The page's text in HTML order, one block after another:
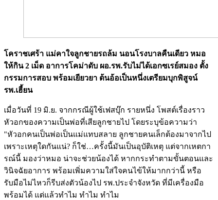
โคราชเศร้า แม่คาใจลูกชายรถล้ม นอนโรงบาลคืนเดียว หมอ
ให้กิน 2 เม็ด อาการโคม่าดับ ผอ.รพ.รับไม่ได้เอกซเรย์สมอง ตั้ง
กรรมการสอบ พร้อมเยียวยา ต้นอ้อเป็นหนึ่งเตรียมบุกพิสูจน์
รพ.เฮี้ยน
เมื่อวันที่ 19 มิ.ย. จากกรณีผู้ใช้เฟสบุ๊ก รายหนึ่ง โพสต์เรื่องราว
หัวอกของความเป็นพ่อที่เสียลูกชายไป โดยระบุข้อความว่า
"หัวอกคนเป็นพ่อเป็นแม่แทบสลาย ลูกชายคนเล็กต้องมาจากไป
เพราะเหตุใดกันแน่? ก็ใช่…ครั้งนี้มันเป็นอุบัติเหตุ แต่จากเหตกา
รณ์นี้ มองว่าหมอ น่าจะช่วยน้องได้ หากกระทำตามขั้นตอนและ
วินิจฉัยอาการ พร้อมเพิ่มความใส่ใจคนไข้ให้มากกว่านี้ หรือ
รับมือไม่ไหวก็รีบส่งตัวน้องไป รพ.ประจำจังหวัด ที่มีเครื่องมือ
พร้อมได้ แต่แล้วทำไม ทำไม ทำไม